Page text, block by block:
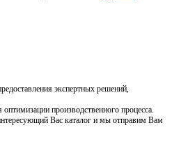
экспертных решений,
производственного процесса.
Вас каталог и мы отправим Вам